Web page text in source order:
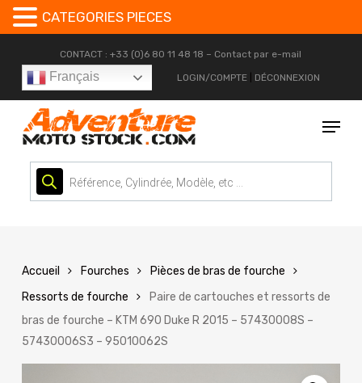
content
CONTACT : +33 (0)6 80 11 48 18 – Contact par e-mail
Français LOGIN/COMPTE| DÉCONNEXION
Menu
Recherche
de
produits
Accueil Fourches
Pièces de bras de fourche
Ressorts de fourche
Paire de cartouches et ressorts de
bras de fourche – KTM 690 Duke R 2015 – 57430008S –
57430006S3 – 95010062S
CATEGORIES PIECES